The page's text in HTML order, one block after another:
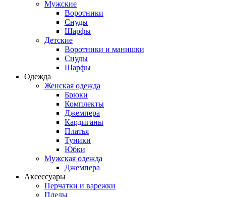
Мужские
Воротники
Снуды
Шарфы
Детские
Воротники и манишки
Снуды
Шарфы
Одежда
Женская одежда
Брюки
Комплекты
Джемпера
Кардиганы
Платья
Туники
Юбки
Мужская одежда
Джемпера
Аксессуары
Перчатки и варежки
Пледы